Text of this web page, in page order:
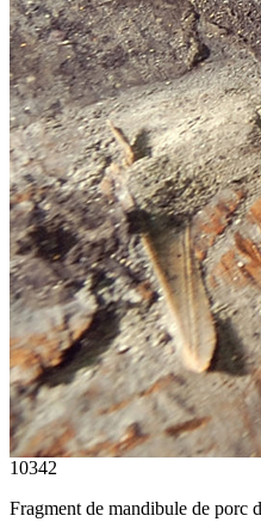
10342
Fragment de mandibule de porc